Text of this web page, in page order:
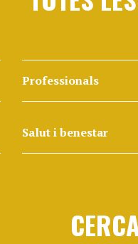
Professionals
Salut i benestar